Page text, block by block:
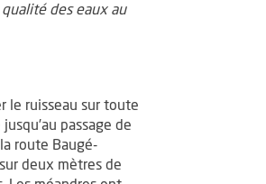
des eaux au
le ruisseau sur toute
passage de
route Baugé-
deux mètres de